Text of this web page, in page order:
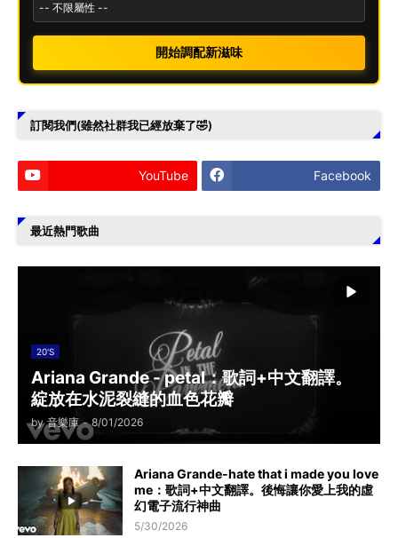
開始調配新滋味
訂閱我們(雖然社群我已經放棄了🤣)
YouTube Facebook
最近熱門歌曲
20'S
Ariana Grande - petal：歌詞+中文翻譯。
綻放在水泥裂縫的血色花瓣
by 音樂庫 - 8/01/2026
Ariana Grande-hate that i made you love
me：歌詞+中文翻譯。後悔讓你愛上我的虛
幻電子流行神曲
5/30/2026